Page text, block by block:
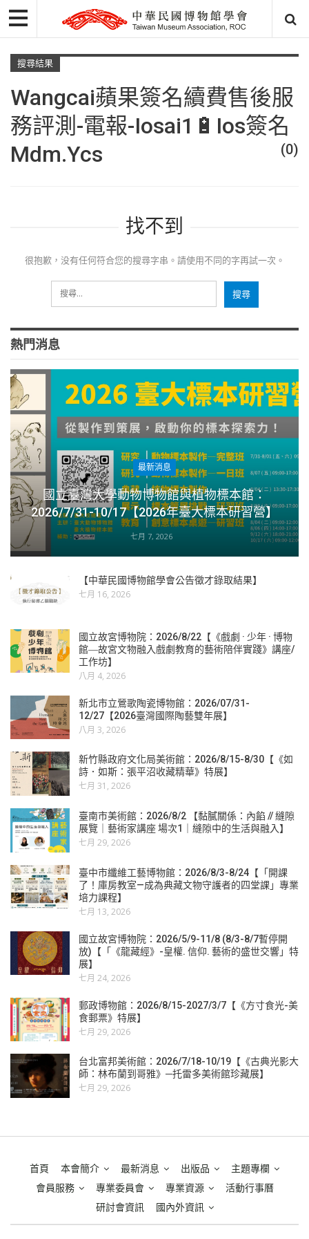
搜尋結果
Wangcai蘋果簽名續費售後服
務評測-電報-Iosai1🔋ios簽名
Mdm.ycs
(0)
找不到
很抱歉，没有任何符合您的搜尋字串。請使用不同的字再試一次。
熱門消息
最新消息
國立臺灣大學動物博物館與植物標本館：
2026/7/31-10/17【2026年臺大標本研習營】
七月 7, 2026
【中華民國博物館學會公告徵才錄取結果】
七月 16, 2026
國立故宮博物院：2026/8/22【《戲劇 · 少年 · 博物
館―故宮文物融入戲劇教育的藝術陪伴實踐》講座/
工作坊】
八月 4, 2026
新北市立鶯歌陶瓷博物館：2026/07/31-
12/27【2026臺灣國際陶藝雙年展】
八月 3, 2026
新竹縣政府文化局美術館：2026/8/15-8/30【《如
詩．如斯：張平沼收藏精華》特展】
七月 31, 2026
臺南市美術館：2026/8/2 【黏膩關係：內餡 // 縫隙
展覽｜藝術家講座 場次1｜縫隙中的生活與融入】
七月 29, 2026
臺中市纖維工藝博物館：2026/8/3-8/24【「開課
了！庫房教室—成為典藏文物守護者的四堂課」專業
培力課程】
七月 13, 2026
國立故宮博物院：2026/5/9-11/8 (8/3-8/7暫停開
放)【「《龍藏經》-皇權. 信仰. 藝術的盛世交響」特
展】
七月 24, 2026
郵政博物館：2026/8/15-2027/3/7【《方寸食光-美
食郵票》特展】
七月 29, 2026
台北富邦美術館：2026/7/18-10/19【《古典光影大
師：林布蘭到哥雅》─托雷多美術館珍藏展】
七月 29, 2026
首頁 本會簡介 最新消息 出版品
主題專欄
會員服務
專業委員會 專業資源
活動行事曆
研討會資訊
國內外資訊